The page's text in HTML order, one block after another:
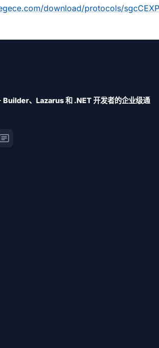
download/protocols/
、Lazarus 和 .NET 开发者的企业级通